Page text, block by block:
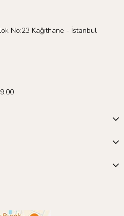
No:23 Kağıthane - İstanbul